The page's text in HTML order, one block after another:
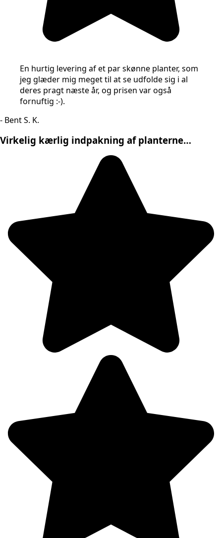
En hurtig levering af et par skønne planter, som
jeg glæder mig meget til at se udfolde sig i al
deres pragt næste år, og prisen var også
fornuftig :-).
- Bent S. K.
Virkelig kærlig indpakning af planterne…